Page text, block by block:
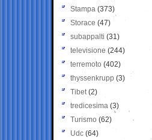
Stampa (373)
Storace (47)
subappalti (31)
televisione(244)
terremoto (402)
thyssenkrupp (3)
Tibet(2)
tredicesima (3)
Turismo (62)
Udc (64)